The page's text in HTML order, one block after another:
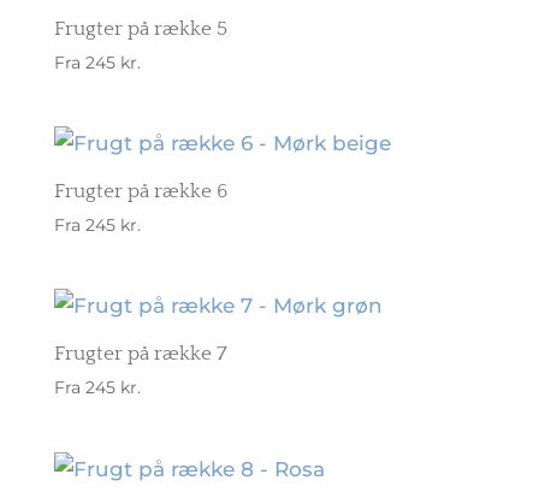
Frugter på række 5
Fra 245 kr.
Frugter på række 6
Fra 245 kr.
Frugter på række 7
Fra 245 kr.